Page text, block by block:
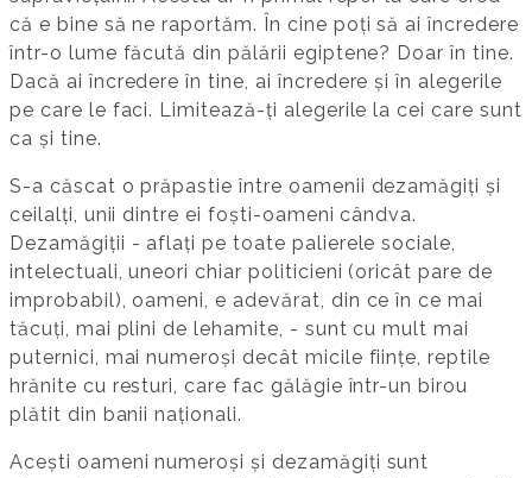
că e bine să ne raportăm. În cine poți să ai încredere
într-o lume făcută din pălării egiptene? Doar în tine.
Dacă ai încredere în tine, ai încredere și în alegerile
pe care le faci. Limitează-ți alegerile la cei care sunt
ca și tine.
S-a căscat o prăpastie între oamenii dezamăgiți și
ceilalți, unii dintre ei foști-oameni cândva.
Dezamăgiții - aflați pe toate palierele sociale,
intelectuali, uneori chiar politicieni (oricât pare de
improbabil), oameni, e adevărat, din ce în ce mai
tăcuți, mai plini de lehamite, - sunt cu mult mai
puternici, mai numeroși decât micile ființe, reptile
hrănite cu resturi, care fac gălăgie într-un birou
plătit din banii naționali.
Acești oameni numeroși și dezamăgiți sunt